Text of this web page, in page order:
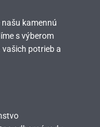
kamennú
s výberom
potrieb a